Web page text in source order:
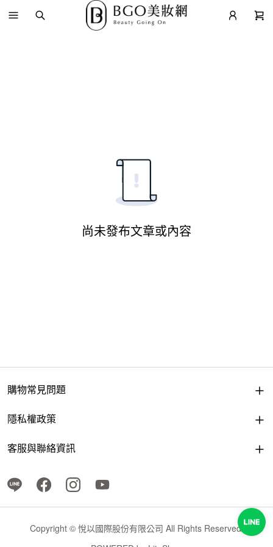
尚未發布文章或內容
購物常見問題
隱私權政策
客服與聯絡資訊
Copyright © 悅以國際股份有限公司 All Rights Reserved.